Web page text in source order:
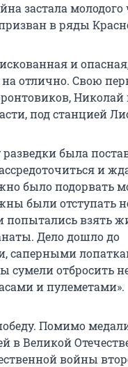
застала молодого
в ряды
и
отлично. Свою
под станцией
была
и
было подорвать
были отступать
взять
Дело дошло до
саперными
сумели отбросить
и пулеметами».
Помимо медали
в Великой
войны